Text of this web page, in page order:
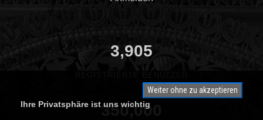
3,905
350,000
Weiter ohne zu akzeptieren
Ihre Privatsphäre ist uns wichtig